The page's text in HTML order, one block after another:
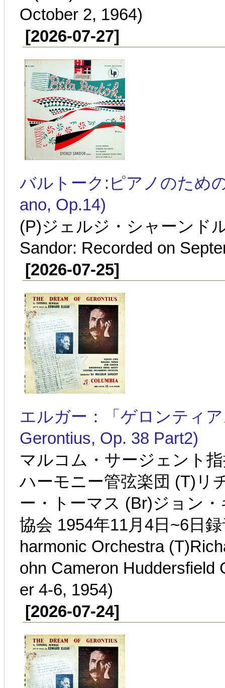
October 2, 1964)
[2026-07-27]
バルトーク:ピアノのため
ano, Op.14)
(P)ジェルジ・シャーンド
Sandor: Recorded on
[2026-07-25]
エルガー：「ゲロンティ
Gerontius, Op. 38 Part2)
マルコム・サージェント
ハーモニー管弦楽団 (T)リ
ー・トーマス (Br)ジョン
協会 1954年11月4日~6日
harmonic Orchestra
ohn Cameron Huddersfield
er 4-6, 1954)
[2026-07-24]